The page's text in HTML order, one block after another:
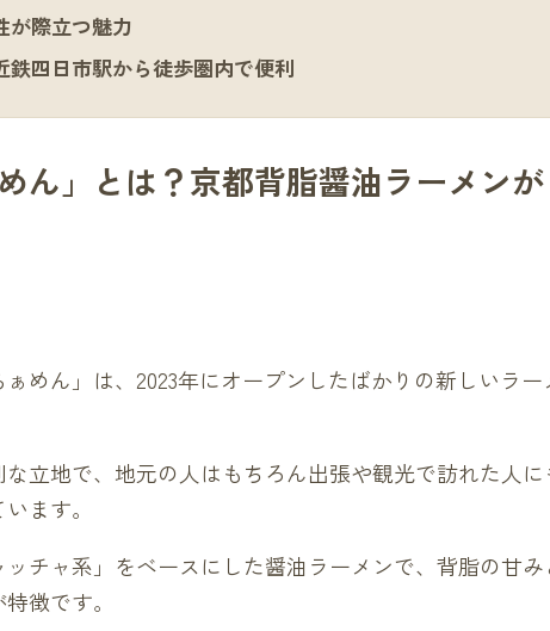
が際立つ魅力
四日市駅から徒歩圏内で便利
ん」とは？京都背脂醤油ラーメンが
めん」は、2023年にオープンしたばかりの新しいラー
立地で、地元の人はもちろん出張や観光で訪れた人に
ます。
チャ系」をベースにした醤油ラーメンで、背脂の甘み
徴です。